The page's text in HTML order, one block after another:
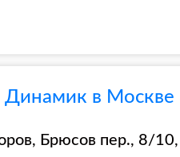
Динамик в
Брюсов пер., 8/10,